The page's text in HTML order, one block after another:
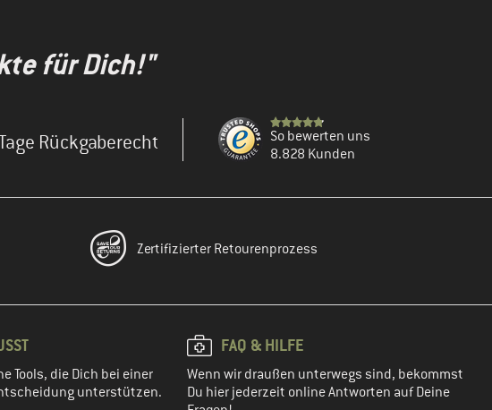
für Dich!"
Rückgaberecht
So bewerten uns
8.828 Kunden
Zertifizierter Retourenprozess
Tools, die Dich bei einer
unterstützen.
FAQ & HILFE
Wenn wir draußen unterwegs sind, bekommst
Du hier jederzeit online Antworten auf Deine